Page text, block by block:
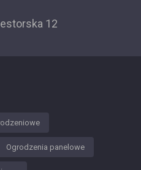
12
Ogrodzenia panelowe